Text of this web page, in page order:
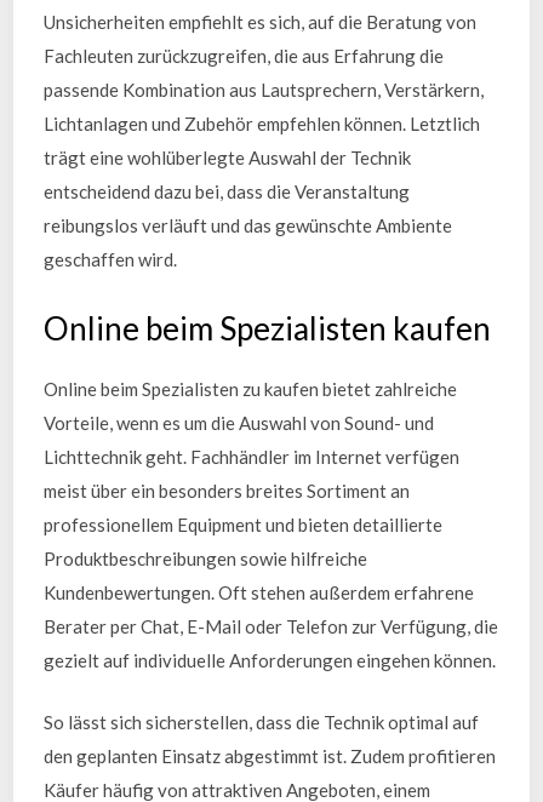
Unsicherheiten empfiehlt es sich, auf die Beratung von
Fachleuten zurückzugreifen, die aus Erfahrung die
passende Kombination aus Lautsprechern, Verstärkern,
Lichtanlagen und Zubehör empfehlen können. Letztlich
trägt eine wohlüberlegte Auswahl der Technik
entscheidend dazu bei, dass die Veranstaltung
reibungslos verläuft und das gewünschte Ambiente
geschaffen wird.
Online beim Spezialisten kaufen
Online beim Spezialisten zu kaufen bietet zahlreiche
Vorteile, wenn es um die Auswahl von Sound- und
Lichttechnik geht. Fachhändler im Internet verfügen
meist über ein besonders breites Sortiment an
professionellem Equipment und bieten detaillierte
Produktbeschreibungen sowie hilfreiche
Kundenbewertungen. Oft stehen außerdem erfahrene
Berater per Chat, E-Mail oder Telefon zur Verfügung, die
gezielt auf individuelle Anforderungen eingehen können.
So lässt sich sicherstellen, dass die Technik optimal auf
den geplanten Einsatz abgestimmt ist. Zudem profitieren
Käufer häufig von attraktiven Angeboten, einem